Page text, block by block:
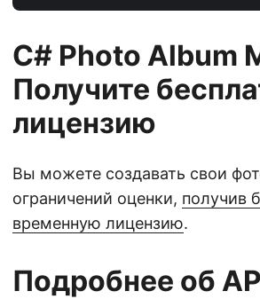
C# Photo Album
Получите
лицензию
Вы можете создавать свои
ограничений оценки, получив
временную лицензию.
Подробнее об